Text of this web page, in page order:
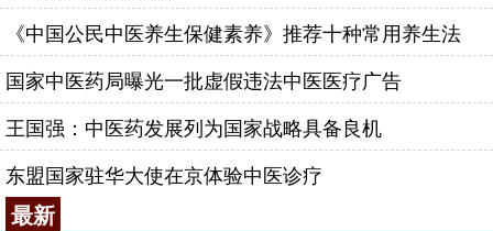
《中国公民中医养生保健素养》推荐十种常用养生法
国家中医药局曝光一批虚假违法中医医疗广告
王国强：中医药发展列为国家战略具备良机
东盟国家驻华大使在京体验中医诊疗
最新